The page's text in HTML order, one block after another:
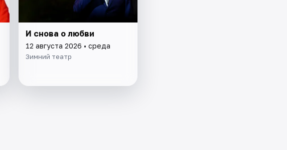
И снова о любви
12 августа 2026 • среда
Зимний театр